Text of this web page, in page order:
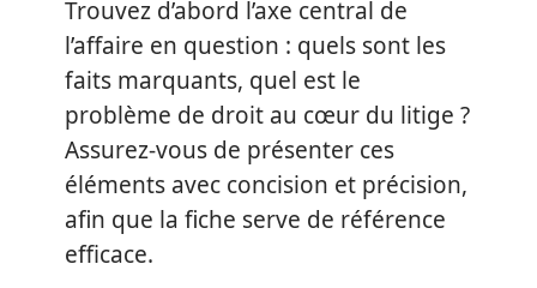
Trouvez d’abord l’axe central de
l’affaire en question : quels sont les
faits marquants, quel est le
problème de droit au cœur du litige ?
Assurez-vous de présenter ces
éléments avec concision et précision,
afin que la fiche serve de référence
efficace.